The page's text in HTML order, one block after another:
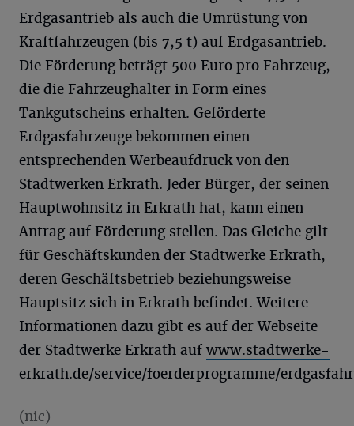
Erdgasantrieb als auch die Umrüstung von
Kraftfahrzeugen (bis 7,5 t) auf Erdgasantrieb.
Die Förderung beträgt 500 Euro pro Fahrzeug,
die die Fahrzeughalter in Form eines
Tankgutscheins erhalten. Geförderte
Erdgasfahrzeuge bekommen einen
entsprechenden Werbeaufdruck von den
Stadtwerken Erkrath. Jeder Bürger, der seinen
Hauptwohnsitz in Erkrath hat, kann einen
Antrag auf Förderung stellen. Das Gleiche gilt
für Geschäftskunden der Stadtwerke Erkrath,
deren Geschäftsbetrieb beziehungsweise
Hauptsitz sich in Erkrath befindet. Weitere
Informationen dazu gibt es auf der Webseite
der Stadtwerke Erkrath auf www.stadtwerke-
erkrath.de/service/foerderprogramme/
(nic)